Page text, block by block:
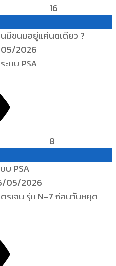
16
มีขนมอยู่แค่นิดเดียว ?
05/2026
8
บ PSA
05/2026